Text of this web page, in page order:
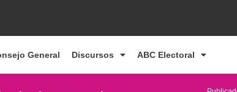
General Discursos ABC Electoral